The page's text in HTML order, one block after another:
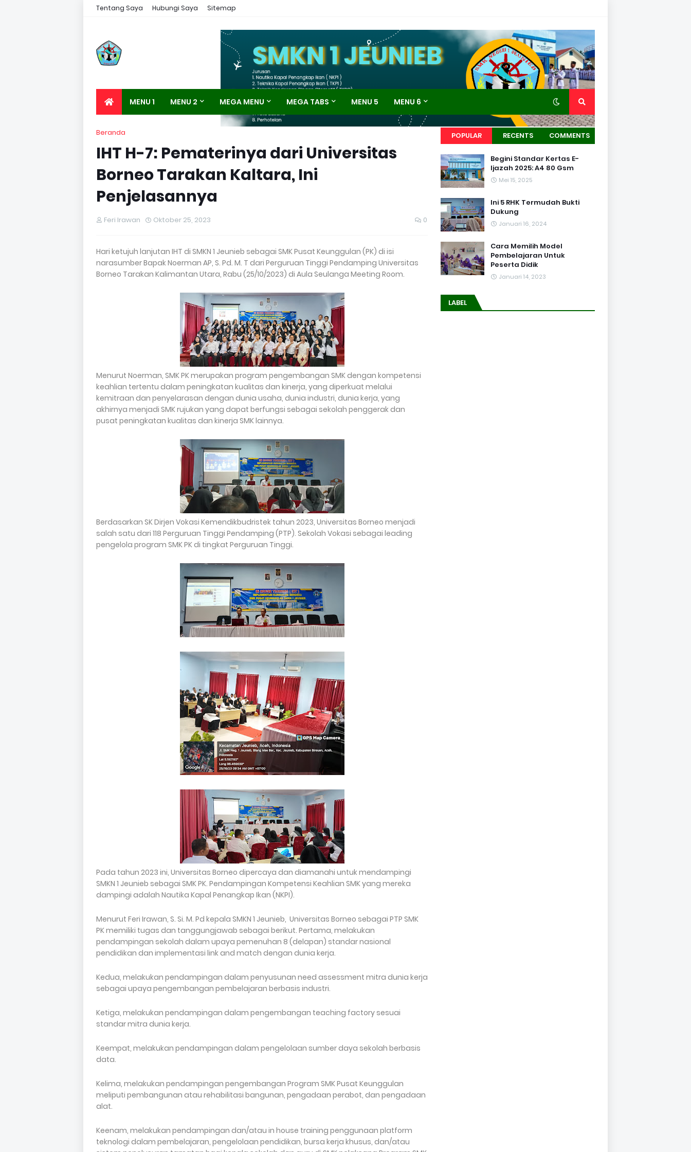
Tentang Saya Hubungi Saya Sitemap
MENU 1 MENU 2 MEGA MENU MEGA TABS MENU 5 MENU 6
Beranda
IHT H-7: Pematerinya dari Universitas
Borneo Tarakan Kaltara, Ini
Penjelasannya
Feri Irawan Oktober 25, 2023 0
Hari ketujuh lanjutan IHT di SMKN 1 Jeunieb sebagai SMK Pusat Keunggulan (PK) di isi
narasumber Bapak Noerman AP, S. Pd. M. T dari Perguruan Tinggi Pendamping Universitas
Borneo Tarakan Kalimantan Utara, Rabu (25/10/2023) di Aula Seulanga Meeting Room.
Menurut Noerman, SMK PK merupakan program pengembangan SMK dengan kompetensi
keahlian tertentu dalam peningkatan kualitas dan kinerja, yang diperkuat melalui
kemitraan dan penyelarasan dengan dunia usaha, dunia industri, dunia kerja, yang
akhirnya menjadi SMK rujukan yang dapat berfungsi sebagai sekolah penggerak dan
pusat peningkatan kualitas dan kinerja SMK lainnya.
Berdasarkan SK Dirjen Vokasi Kemendikbudristek tahun 2023, Universitas Borneo menjadi
salah satu dari 118 Perguruan Tinggi Pendamping (PTP). Sekolah Vokasi sebagai leading
pengelola program SMK PK di tingkat Perguruan Tinggi.
Pada tahun 2023 ini, Universitas Borneo dipercaya dan diamanahi untuk mendampingi
SMKN 1 Jeunieb sebagai SMK PK. Pendampingan Kompetensi Keahlian SMK yang mereka
dampingi adalah Nautika Kapal Penangkap Ikan (NKPI).
Menurut Feri Irawan, S. Si. M. Pd kepala SMKN 1 Jeunieb, Universitas Borneo sebagai PTP SMK
PK memiliki tugas dan tanggungjawab sebagai berikut. Pertama, melakukan
pendampingan sekolah dalam upaya pemenuhan 8 (delapan) standar nasional
pendidikan dan implementasi link and match dengan dunia kerja.
Kedua, melakukan pendampingan dalam penyusunan need assessment mitra dunia kerja
sebagai upaya pengembangan pembelajaran berbasis industri.
Ketiga, melakukan pendampingan dalam pengembangan teaching factory sesuai
standar mitra dunia kerja.
Keempat, melakukan pendampingan dalam pengelolaan sumber daya sekolah berbasis
data.
Kelima, melakukan pendampingan pengembangan Program SMK Pusat Keunggulan
meliputi pembangunan atau rehabilitasi bangunan, pengadaan perabot, dan pengadaan
alat.
Keenam, melakukan pendampingan dan/atau in house training penggunaan platform
teknologi dalam pembelajaran, pengelolaan pendidikan, bursa kerja khusus, dan/atau
POPULAR RECENTS COMMENTS
Begini Standar Kertas E-
Ijazah 2025: A4 80 Gsm
Mei 15, 2025
Ini 5 RHK Termudah Bukti
Dukung
Januari 16, 2024
Cara Memilih Model
Pembelajaran Untuk
Peserta Didik
Januari 14, 2023
LABEL